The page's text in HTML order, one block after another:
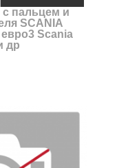
пальцем и
SCANIA
евро3 Scania
др